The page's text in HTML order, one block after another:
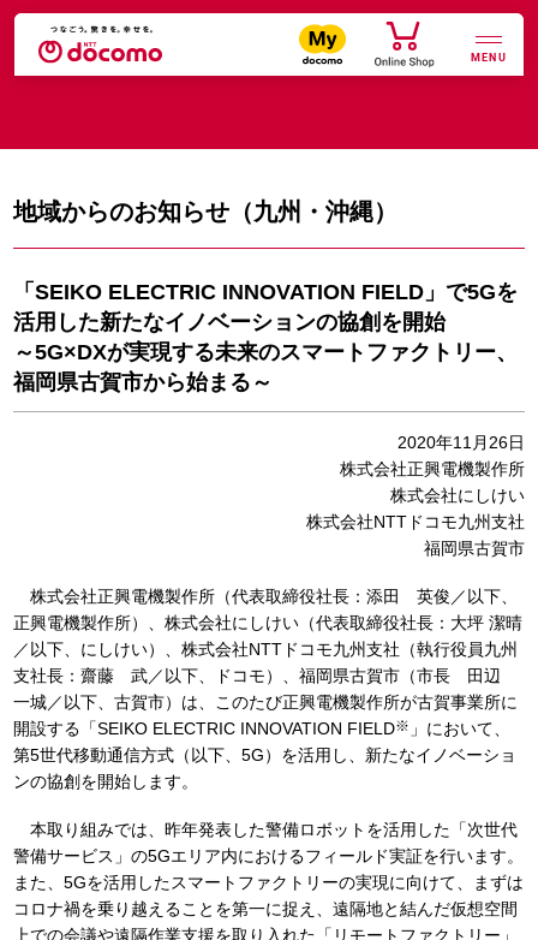
MENU
地域からのお知らせ（九州・沖縄）
「SEIKO ELECTRIC INNOVATION FIELD」で5Gを
活用した新たなイノベーションの協創を開始
～5G×DXが実現する未来のスマートファクトリー、
福岡県古賀市から始まる～
2020年11月26日
株式会社正興電機製作所
株式会社にしけい
株式会社NTTドコモ九州支社
福岡県古賀市
株式会社正興電機製作所（代表取締役社長：添田 英俊／以下、
正興電機製作所）、株式会社にしけい（代表取締役社長：大坪 潔晴
／以下、にしけい）、株式会社NTTドコモ九州支社（執行役員九州
支社長：齋藤 武／以下、ドコモ）、福岡県古賀市（市長 田辺
一城／以下、古賀市）は、このたび正興電機製作所が古賀事業所に
開設する「SEIKO ELECTRIC INNOVATION FIELD※ 」において、
第5世代移動通信方式（以下、5G）を活用し、新たなイノベーショ
ンの協創を開始します。
本取り組みでは、昨年発表した警備ロボットを活用した「次世代
警備サービス」の5Gエリア内におけるフィールド実証を行います。
また、5Gを活用したスマートファクトリーの実現に向けて、まずは
コロナ禍を乗り越えることを第一に捉え、遠隔地と結んだ仮想空間
上での会議や遠隔作業支援を取り入れた「リモートファクトリー」